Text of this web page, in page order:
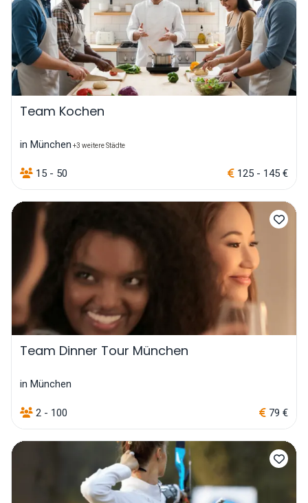
Team Kochen
in München +3 weitere Städte
15 - 50 125 - 145 €
Team Dinner Tour München
in München
2 - 100 79 €